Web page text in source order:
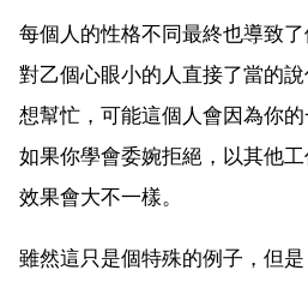
每個人的性格不同最終也導致
對乙個心眼小的人直接了當的
想幫忙，可能這個人會因為你
如果你學會委婉拒絕，以其他
效果會大不一樣。
雖然這只是個特殊的例子，但